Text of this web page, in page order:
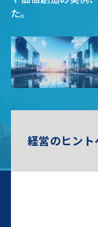
た。
経営のヒント